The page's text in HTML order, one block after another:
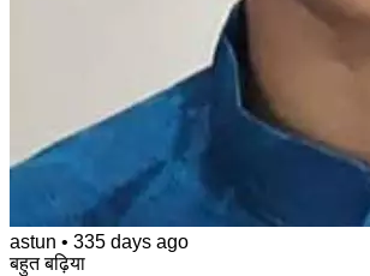
astun • 335 days ago
बहुत बढ़िया